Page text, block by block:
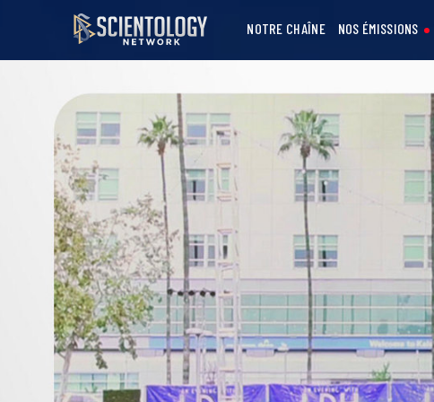
NOTRE CHAÎNE NOS ÉMISSIONS